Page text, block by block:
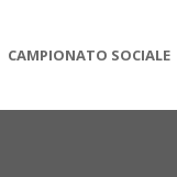
CAMPIONATO SOCIALE